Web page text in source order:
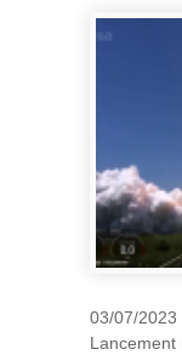
03/07/2023
Lancement